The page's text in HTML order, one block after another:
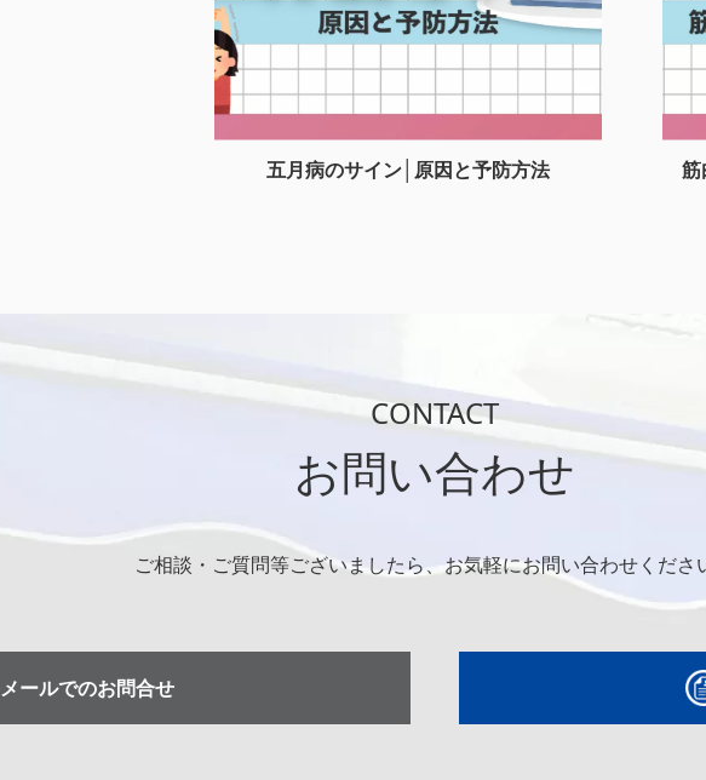
五月病のサイン│原因と予防方法 筋
CONTACT
お問い合わせ
ご相談・ご質問等ございましたら、お気軽にお問い合わせくださ
メールでのお問合せ